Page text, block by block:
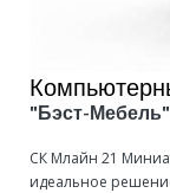
"Бэст-
СК Млайн 21
идеальное